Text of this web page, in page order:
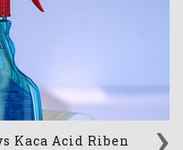
Kaca Acid Riben